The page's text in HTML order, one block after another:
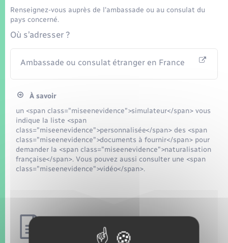
Renseignez-vous auprès de l'ambassade ou au consulat du
pays concerné.
Où s’adresser ?
Ambassade ou consulat étranger en France
À savoir
un <span class="miseenevidence">simulateur</span> vous
indique la liste <span
class="miseenevidence">personnalisée</span> des <span
class="miseenevidence">documents à fournir</span> pour
demander la <span class="miseenevidence">naturalisation
française</span>. Vous pouvez aussi consulter une <span
class="miseenevidence">vidéo</span>.